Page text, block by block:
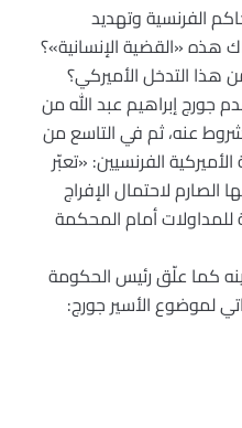
الفرنسية وتهديد
هذه «القضية الإنسانية»؟
التدخل الأميركي؟
من شباط 2007 تقدم جورج إبراهيم عبد الله من
عنه، ثم في التاسع من
الفرنسيين: «تعبّر
لاحتمال الإفراج
للمداولات أمام المحكمة
كما علّق رئيس الحكومة
لموضوع الأسير جورج: